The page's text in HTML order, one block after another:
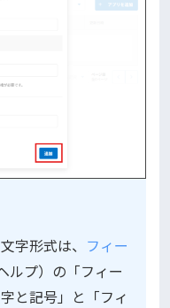
字形式は、 フィー
ルプ）の「フィー
と記号」と「フィ